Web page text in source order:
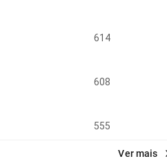
614
608
555
Ver mais